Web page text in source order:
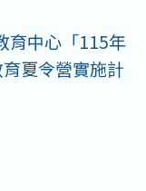
育中心「115年
夏令營實施計